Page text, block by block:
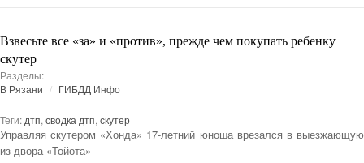
Взвесьте все «за» и «против», прежде чем покупать ребенку
скутер
Разделы:
В Рязани
ГИБДД Инфо
Теги: дтп, сводка дтп, скутер
Управляя скутером «Хонда» 17-летний юноша врезался в выезжающую
из двора «Тойота»